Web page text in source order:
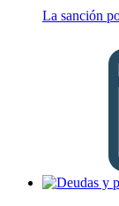
La sanción